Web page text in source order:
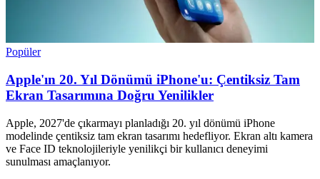
Popüler
Apple'ın 20. Yıl Dönümü iPhone'u: Çentiksiz Tam
Ekran Tasarımına Doğru Yenilikler
Apple, 2027'de çıkarmayı planladığı 20. yıl dönümü iPhone
modelinde çentiksiz tam ekran tasarımı hedefliyor. Ekran altı kamera
ve Face ID teknolojileriyle yenilikçi bir kullanıcı deneyimi
sunulması amaçlanıyor.